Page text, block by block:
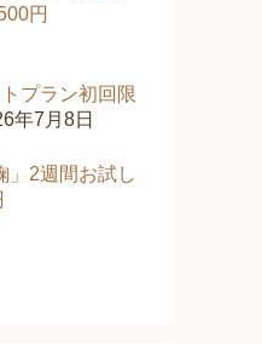
円
プラン初回限
年7月8日
」2週間お試し